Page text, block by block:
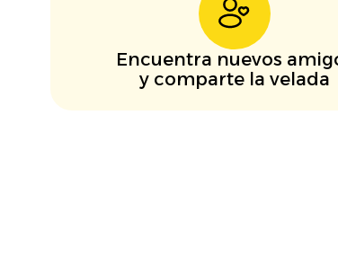
Encuentra nuevos
y comparte la velada